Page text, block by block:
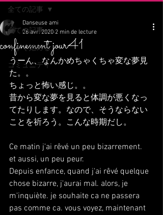
全ての記事
今すぐ始める
コミュニティ
全ての記事
confinement jour41
Danseuse ami
26 avr. 2020 2 min de lecture
うーん、なんかめちゃくちゃ変な夢見
た。。
ちょっと怖い感じ。。
昔から変な夢を見ると体調が悪くなっ
てたりします。なので、そうならない
ことを祈ろう。こんな時期だし。
Ce matin j'ai rêvé un peu bizarrement.
et aussi, un peu peur.
Depuis enfance, quand j'ai rêvé quelque
chose bizarre, j'aurai mal. alors, je
m'inquiète. je souhaite ca ne passera
pas comme ca. vous voyez, maintenant